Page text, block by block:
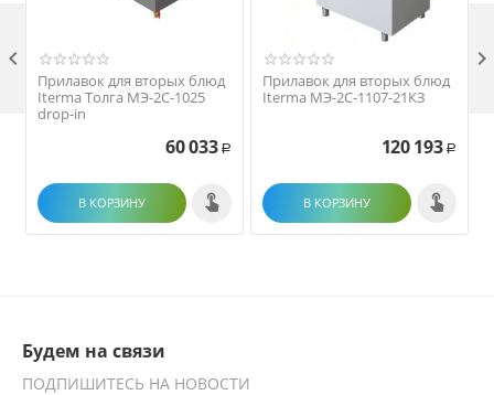
Прилавок для вторых блюд
Iterma Толга МЭ-2С-1025
drop-in
60 033 Р
В КОРЗИНУ
Прилавок для вторых блюд
Iterma МЭ-2С-1107-21КЗ
120 193 Р
В КОРЗИНУ
 
Будем на связи
ПОДПИШИТЕСЬ НА НОВОСТИ